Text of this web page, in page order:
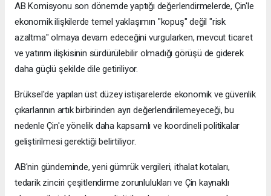
AB Komisyonu son dönemde yaptığı değerlendirmelerde, Çin'le
ekonomik ilişkilerde temel yaklaşımın "kopuş" değil "risk
azaltma" olmaya devam edeceğini vurgularken, mevcut ticaret
ve yatırım ilişkisinin sürdürülebilir olmadığı görüşü de giderek
daha güçlü şekilde dile getiriliyor.
Brüksel'de yapılan üst düzey istişarelerde ekonomik ve güvenlik
çıkarlarının artık birbirinden ayrı değerlendirilemeyeceği, bu
nedenle Çin'e yönelik daha kapsamlı ve koordineli politikalar
geliştirilmesi gerektiği belirtiliyor.
AB'nin gündeminde, yeni gümrük vergileri, ithalat kotaları,
tedarik zinciri çeşitlendirme zorunlulukları ve Çin kaynaklı